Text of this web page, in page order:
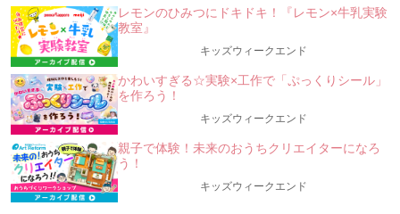
╭━━━━━━━━━━━━━━━━━━━━━━━━━━━━━━━━╮
ー”好き”で学ぼう！「昆虫」を通して探究学習☆
ー
★今回は「水中にくらすカッコいい昆虫対決！」★
＼最後はみんなで投票！「最強昆虫」を比べてみよう！
／
╰━━━━━━━━━━━━━━━━━━━━━━━━━━━━━━━━╯
★「昆虫界のスーパースターたち」の中から、ライバル2種を徹
底比較！★
・学んだ情報をもとに、仲間と意見を出し合いながら、みんな
レモンのひみつにドキドキ！『レモン×牛乳実験
教室』
キッズウィークエンド
かわいすぎる☆実験×工作で「ぷっくりシール」
を作ろう！
キッズウィークエンド
親子で体験！未来のおうちクリエイターになろ
う！
キッズウィークエンド